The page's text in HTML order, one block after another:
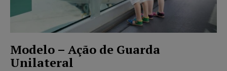
Modelo – Ação de Guarda
Unilateral